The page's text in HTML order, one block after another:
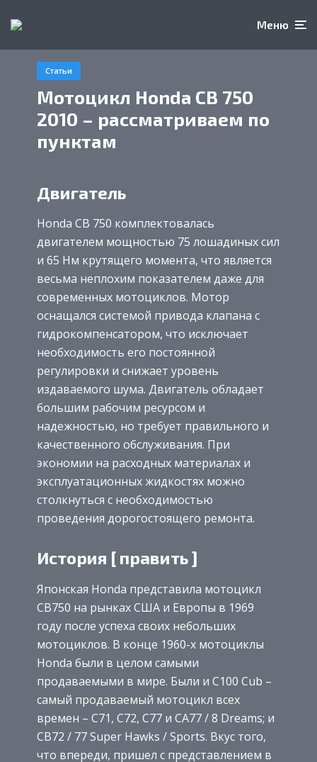
Меню
Статьи
Мотоцикл Honda CB 750
2010 – рассматриваем по
пунктам
Двигатель
Honda CB 750 комплектовалась
двигателем мощностью 75 лошадиных сил
и 65 Нм крутящего момента, что является
весьма неплохим показателем даже для
современных мотоциклов. Мотор
оснащался системой привода клапана с
гидрокомпенсатором, что исключает
необходимость его постоянной
регулировки и снижает уровень
издаваемого шума. Двигатель обладает
большим рабочим ресурсом и
надежностью, но требует правильного и
качественного обслуживания. При
экономии на расходных материалах и
эксплуатационных жидкостях можно
столкнуться с необходимостью
проведения дорогостоящего ремонта.
История [ править ]
Японская Honda представила мотоцикл
CB750 на рынках США и Европы в 1969
году после успеха своих небольших
мотоциклов. В конце 1960-х мотоциклы
Honda были в целом самыми
продаваемыми в мире. Были и C100 Cub –
самый продаваемый мотоцикл всех
времен – C71, C72, C77 и CA77 / 8 Dreams; и
CB72 / 77 Super Hawks / Sports. Вкус того,
что впереди, пришел с представлением в